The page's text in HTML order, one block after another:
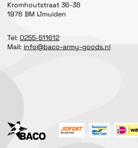
Kromhoutstraat 36-38
1976 BM IJmuiden
Tel: 0255-511612
Mail: info@baco-army-goods.nl